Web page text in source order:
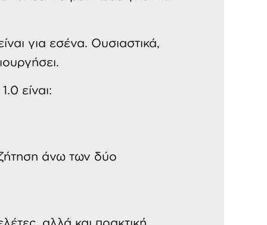
για εσένα. Ουσιαστικά,
είναι:
άνω των δύο
αλλά και πρακτική